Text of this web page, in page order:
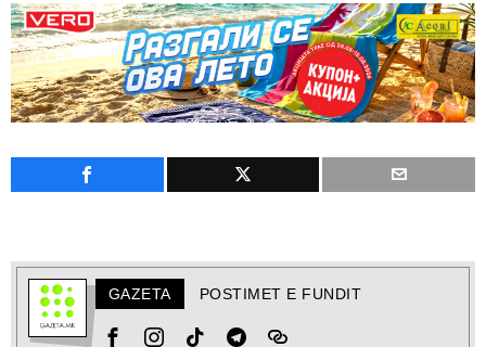
GAZETA POSTIMET E FUNDIT